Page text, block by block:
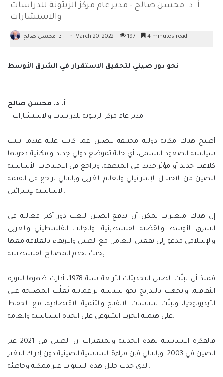
أ. د. محسن صالح - مدير عام مركز الزيتونة للدراسات
والاستشارات
د. محسن صالح March 20, 2022 197 4 minutes read
نحو دور صيني لتحقيق الاستقرار في الشرق الأوسط
أ. د. محسن صالح
– مدير عام مركز الزيتونة للدراسات والاستشارات
أصبح هناك مكانة دولية مختلفة للصين عما كانت عليه عندما تبنت
سياسية الصعود السلمي، أي حالة تموضع دولي جديد وامكانية دخولها
كلاعب جديد أو مؤثر جديد في المنطقة، وتراجع في الاحتياجات الأساسية
للصين من الاحتلال الإسرائيلي والعالم الغربي وبالتالي تراجع في القيمة
الاساسية لإسرائيل.
إن هناك متغيرات يمكن أن تدفع الصين للعب دور أكبر فعالية في
الشرق الأوسط والقضية الفلسطينية، والجانب الفلسطيني والعربي
والإسلامي مدعو إلى تفعيل التعامل مع الصين والارتقاء بالعلاقة معها
بحيث تخدم المصالح الفلسطينية.
فمنذ أن تبنّت الصين التحديثات الأربعة سنة 1978، أدارت ظهرها للثورة
الثقافية، واتجهت بالتدريج نحو سياسة براغماتية تُغلِّب المصلحة على
الأيديولوجيا، وتبنّت سياسات الانفتاح والتنمية الاقتصادية، مع الحفاظ
على هيمنة الحزب الشيوعي على الحياة السياسية والعامة.
فالفكرة الاساسية لهذه الجدلية والمتغيرات ان الصين في 2021 غير
الصين في 2003، وبالتالي فإن قراءة السياسية الصينية دون إدراك التغير
الذي حدث خلال هذه السنوات غير ممكنة وخاطئة.